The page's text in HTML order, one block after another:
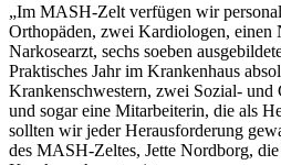
„Im MASH-Zelt verfügen wir
Orthopäden, zwei Kardiologen, einen
Narkosearzt, sechs soeben
Praktisches Jahr im Krankenhaus
Krankenschwestern, zwei Sozial- und
und sogar eine Mitarbeiterin, die als
sollten wir jeder Herausforderung
des MASH-Zeltes, Jette Nordborg, die